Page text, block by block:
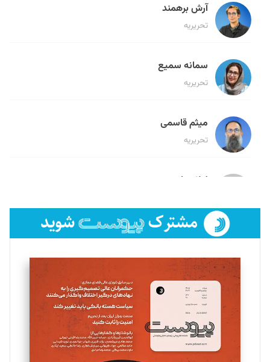
آرش برهمند
تحریریه
سمانه سمیع
تحریریه
میثم قاسمی
تحریریه
لیلا حنارود
فائزه فتحی رستمی
تحریریه
سروش کرمیان
تحریریه
مینا پاکدل